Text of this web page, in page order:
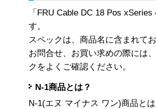
「FRU Cable DC 18 Pos
す。
スペックは、商品名に含まれて
お問合せ、お買い求めの際には
クをよくご確認ください。
N-1商品とは？
N-1(エヌ マイナス ワン)商品と